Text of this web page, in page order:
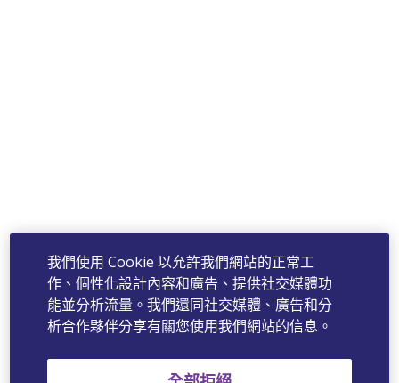
我們使用 Cookie 以允許我們網站的正常工
作、個性化設計內容和廣告、提供社交媒體功
能並分析流量。我們還同社交媒體、廣告和分
析合作夥伴分享有關您使用我們網站的信息。